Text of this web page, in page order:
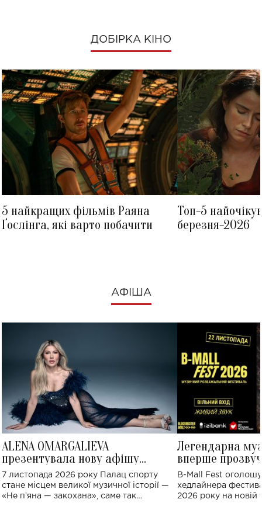
ДОБІРКА КІНО
5 найкращих фільмів Раяна
Ґослінга, які варто побачити
Топ-5
березня-2026
АФІША
ALENA OMARGALIEVA
презентувала нову афішу
великого концерту в Палаці
спорту
7 листопада 2026 року Палац спорту
стане місцем великої музичної історії —
«Не пʼяна — закохана», саме так
Легендарна
вперше
Україні: де
B-Mall Fest
хедлайнера
2026 року на новій